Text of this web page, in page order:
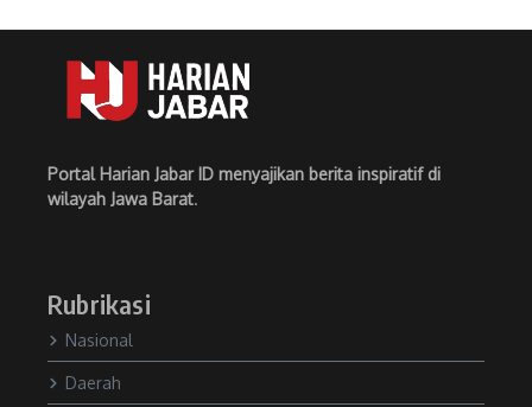
Portal Harian Jabar ID menyajikan berita inspiratif di
wilayah Jawa Barat.
Rubrikasi
Nasional
Daerah